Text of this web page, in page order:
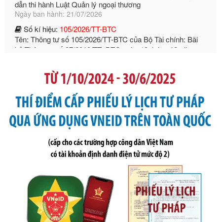
Số kí hiệu:105/2026/TT-BTC
Tên: Thông tư số 105/2026/TT-BTC của Bộ Tài chính: Bãi
bỏ Thông tư số 87/2019/TT- BТC ngày 19 tháng 12 năm
2019 của Bộ trưởng Bộ Tài chính hướng dẫn thực hiện xử
phạt vi phạm hành chính trong lĩnh vực kho bạc nhà nước
Số kí hiệu:291/2026/NĐ-CP
Tên: Nghị định số 291/2026/NĐ-CP của Chính phủ: Sửa
đổi, bổ sung một số điều của Nghị định số 125/2020/NĐ-СР
ngày 19 tháng 10 năm 2020 của Chính phủ quy định xử
phạt vi phạm hành chính về thuế, hóa đơn được sửa đổi, bổ
sung bởi Nghị định số 102/2021/NĐ-CP
Ngày ban hành: 20/07/2026
Số kí hiệu:2303/QĐ-UBND
Tên: Quyết định công bố Danh mục thủ tục hành chính mới
ban hành, được sửa đổi, bổ sung, bị bãi bỏ và phê duyệt
Quy trình nội bộ, quy trình điện tử giải quyết thủ tục hành
chính trong một số lĩnh vực thuộc phạm vi chức năng quản
lý của Sở Văn hóa, Thể tha
Ngày ban hành: 01/06/2026